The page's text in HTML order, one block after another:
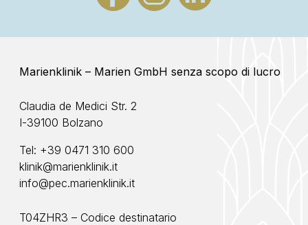
Marienklinik – Marien GmbH senza scopo di lucro
Claudia de Medici Str. 2
I-39100 Bolzano
Tel: +39 0471 310 600
klinik@marienklinik.it
info@pec.marienklinik.it
T04ZHR3 – Codice destinatario